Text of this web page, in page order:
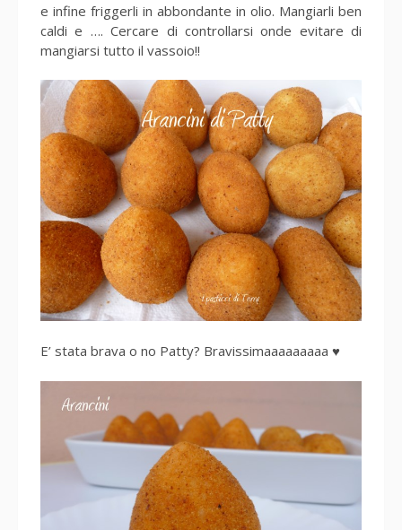
e infine friggerli in abbondante in olio. Mangiarli ben
caldi e …. Cercare di controllarsi onde evitare di
mangiarsi tutto il vassoio!!
E’ stata brava o no Patty? Bravissimaaaaaaaaa ♥